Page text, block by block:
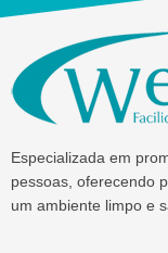
Especializada em
pessoas, oferecendo
um ambiente limpo e